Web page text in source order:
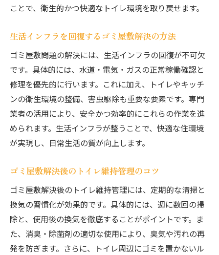
ことで、衛生的かつ快適なトイレ環境を取り戻せます。
生活インフラを回復するゴミ屋敷解決の方法
ゴミ屋敷問題の解決には、生活インフラの回復が不可欠
です。具体的には、水道・電気・ガスの正常稼働確認と
修理を優先的に行います。これに加え、トイレやキッチ
ンの衛生環境の整備、害虫駆除も重要な要素です。専門
業者の活用により、安全かつ効率的にこれらの作業を進
められます。生活インフラが整うことで、快適な住環境
が実現し、日常生活の質が向上します。
ゴミ屋敷解決後のトイレ維持管理のコツ
ゴミ屋敷解決後のトイレ維持管理には、定期的な清掃と
換気の習慣化が効果的です。具体的には、週に数回の掃
除と、使用後の換気を徹底することがポイントです。ま
た、消臭・除菌剤の適切な使用により、臭気や汚れの再
発を防ぎます。さらに、トイレ周辺にゴミを置かないル